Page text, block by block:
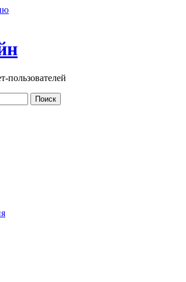
пользователей